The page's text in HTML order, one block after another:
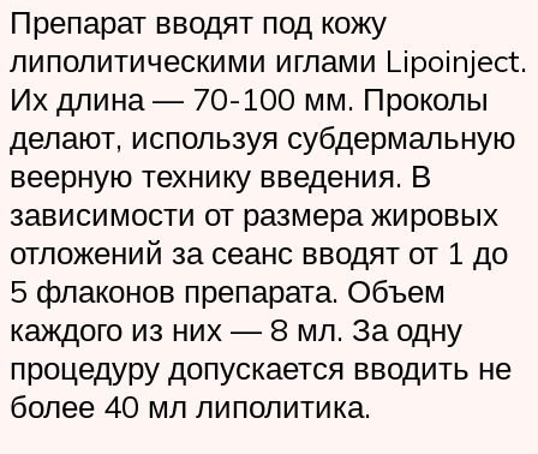
Препарат вводят под кожу
липолитическими иглами Lipoinject.
Их длина — 70-100 мм. Проколы
делают, используя субдермальную
веерную технику введения. В
зависимости от размера жировых
отложений за сеанс вводят от 1 до
5 флаконов препарата. Объем
каждого из них — 8 мл. За одну
процедуру допускается вводить не
более 40 мл липолитика.